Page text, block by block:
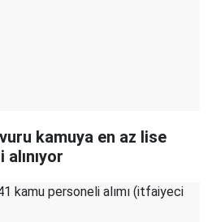
kamuya en az lise